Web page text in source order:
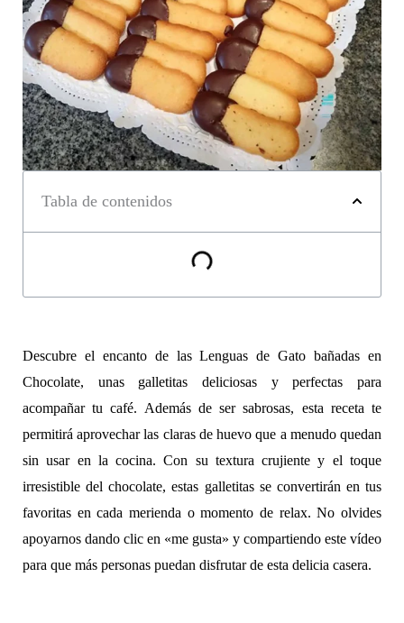
Tabla de contenidos
Descubre el encanto de las Lenguas de Gato bañadas en
Chocolate, unas galletitas deliciosas y perfectas para
acompañar tu café. Además de ser sabrosas, esta receta te
permitirá aprovechar las claras de huevo que a menudo quedan
sin usar en la cocina. Con su textura crujiente y el toque
irresistible del chocolate, estas galletitas se convertirán en tus
favoritas en cada merienda o momento de relax. No olvides
apoyarnos dando clic en «me gusta» y compartiendo este vídeo
para que más personas puedan disfrutar de esta delicia casera.